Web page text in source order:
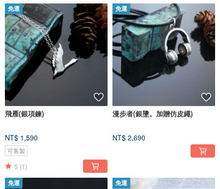
免運
飛雁(銀項鍊)
NT$ 1,590
可客製
5 (1)
免運
漫步者(銀墬。加贈仿皮繩)
NT$ 2,690
免運 免運